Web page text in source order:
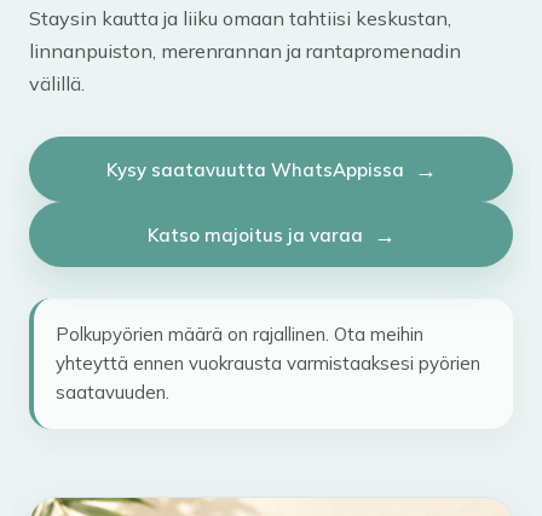
Staysin kautta ja liiku omaan tahtiisi keskustan,
linnanpuiston, merenrannan ja rantapromenadin
välillä.
Kysy saatavuutta WhatsAppissa
Katso majoitus ja varaa
Polkupyörien määrä on rajallinen. Ota meihin
yhteyttä ennen vuokrausta varmistaaksesi pyörien
saatavuuden.